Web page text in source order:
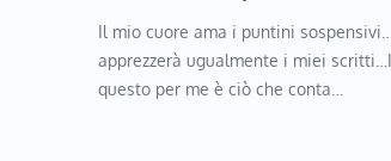
Il mio cuore ama i puntini
apprezzerà ugualmente i miei
questo per me è ciò che conta…